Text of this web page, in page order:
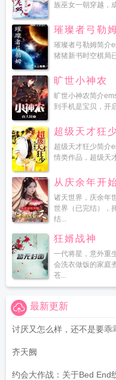
族巫女一朝穿越，
璀璨者弓勒
璀璨者弓勒姆简介
猪猪新书时空棋局
旷世小神农
旷世小神农简介
到手机是宝贝，开
超级天才狂
超级天才狂少简介
情类作品，超级天
从庆余年开
诸天世界，庆余年
世界（已完结），
结...
狂婿战神
一代将星，意外重
会洗衣做饭的家庭
苍...
最新更新
讨厌又怎么样，还不是要乖
齐天阙
约会大作战：关于Bed End